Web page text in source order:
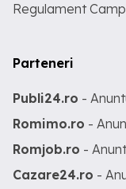
Regulament
Parteneri
Publi24.ro -
Romimo.ro -
Romjob.ro -
Cazare24.ro -